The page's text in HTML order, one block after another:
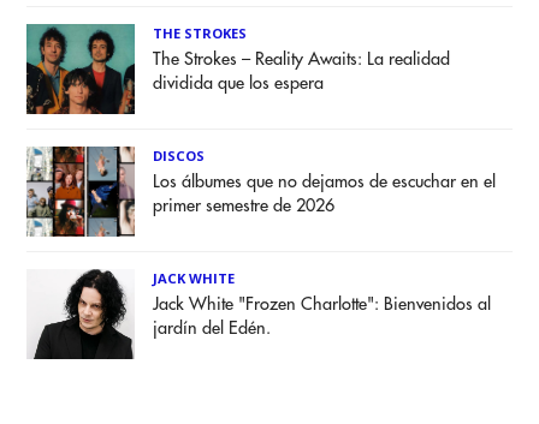
THE STROKES
The Strokes – Reality Awaits: La realidad
dividida que los espera
DISCOS
Los álbumes que no dejamos de escuchar en el
primer semestre de 2026
JACK WHITE
Jack White "Frozen Charlotte": Bienvenidos al
jardín del Edén.